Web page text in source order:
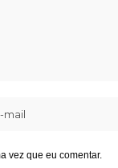
vez que eu comentar.